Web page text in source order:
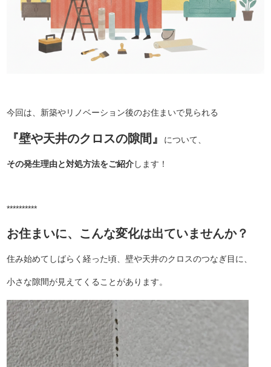
今回は、新築やリノベーション後のお住まいで見られる
『壁や天井のクロスの隙間』 について、
その発生理由と対処方法をご紹介します！
**********
お住まいに、こんな変化は出ていませんか？
住み始めてしばらく経った頃、壁や天井のクロスのつなぎ目に、
小さな隙間が見えてくることがあります。